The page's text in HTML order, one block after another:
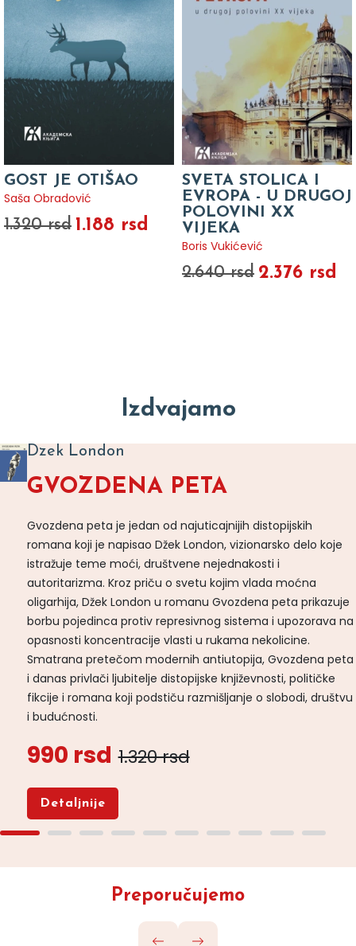
GOST JE OTIŠAO
Saša Obradović
1.320 rsd 1.188 rsd
SVETA STOLICA I
EVROPA - U DRUGOJ
POLOVINI XX
VIJEKA
Boris Vukićević
2.640 rsd 2.376 rsd
Izdvajamo
Dzek London
GVOZDENA PETA
Gvozdena peta je jedan od najuticajnijih distopijskih
romana koji je napisao Džek London, vizionarsko delo koje
istražuje teme moći, društvene nejednakosti i
autoritarizma. Kroz priču o svetu kojim vlada moćna
oligarhija, Džek London u romanu Gvozdena peta prikazuje
borbu pojedinca protiv represivnog sistema i upozorava na
opasnosti koncentracije vlasti u rukama nekolicine.
Smatrana pretečom modernih antiutopija, Gvozdena peta
i danas privlači ljubitelje distopijske književnosti, političke
fikcije i romana koji podstiču razmišljanje o slobodi, društvu
i budućnosti.
990 rsd 1.320 rsd
Detaljnije
Preporučujemo